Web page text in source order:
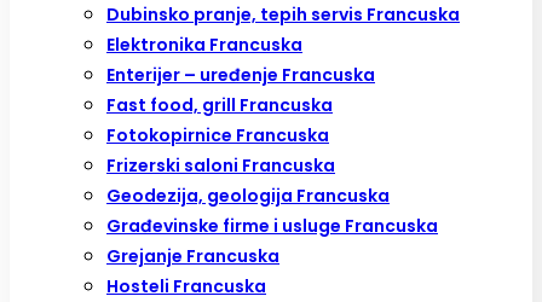
Dubinsko pranje, tepih servis Francuska
Elektronika Francuska
Enterijer – uređenje Francuska
Fast food, grill Francuska
Fotokopirnice Francuska
Frizerski saloni Francuska
Geodezija, geologija Francuska
Građevinske firme i usluge Francuska
Grejanje Francuska
Hosteli Francuska